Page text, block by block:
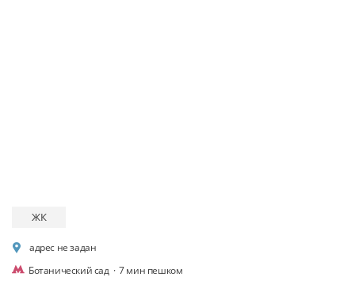
ЖК
адрес не задан
Ботанический сад · 7 мин пешком